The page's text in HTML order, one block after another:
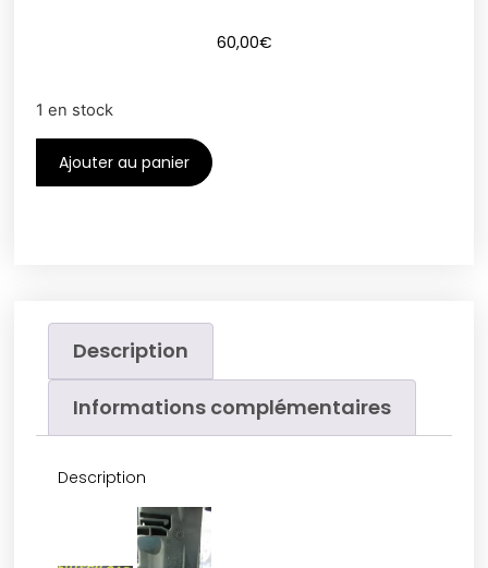
60,00€
1 en stock
Ajouter au panier
Description
Informations complémentaires
Description